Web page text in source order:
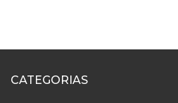
CATEGORIAS